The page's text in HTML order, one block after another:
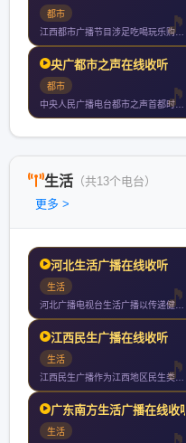
都市
江西都市广播节目涉足吃喝玩乐购贯穿寻找发现分享的理念传播都市
央广都市之声在线收听
都市
中央人民广播电台都市之声首都时尚资讯娱乐台京城第一家汽车调频
生活 （共13个电台）
更多 >
河北生活广播在线收听
生活
河北广播电视台生活广播以传递健康知识引领健康生活为目标努力打
江西民生广播在线收听
生活
江西民生广播作为江西地区民生类主流广播媒体年频率重构定位提出
广东南方生活广播在线收听
生活